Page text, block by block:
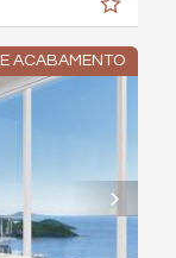
ACABAMENTO